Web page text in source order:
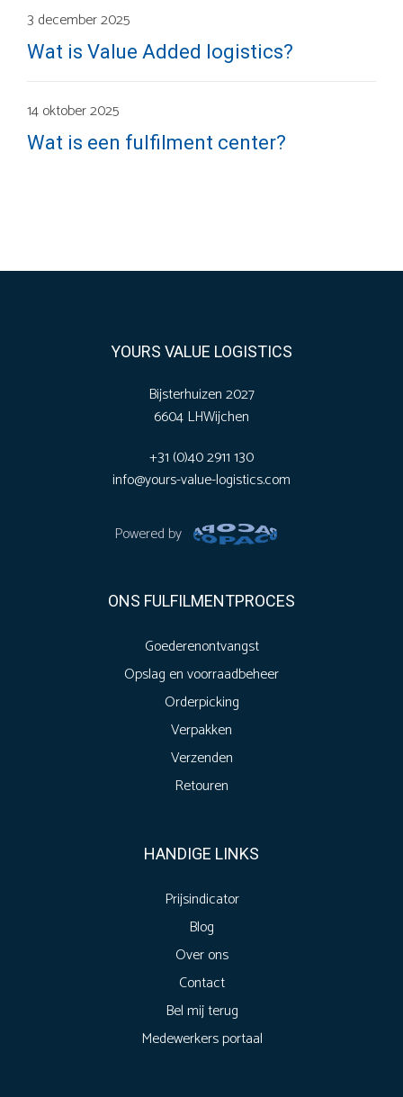
3 december 2025
Wat is Value Added logistics?
14 oktober 2025
Wat is een fulfilment center?
YOURS VALUE LOGISTICS
Bijsterhuizen 2027
6604 LHWijchen
+31 (0)40 2911 130
info@yours-value-logistics.com
Powered by
ONS FULFILMENTPROCES
Goederenontvangst
Opslag en voorraadbeheer
Orderpicking
Verpakken
Verzenden
Retouren
HANDIGE LINKS
Prijsindicator
Blog
Over ons
Contact
Bel mij terug
Medewerkers portaal